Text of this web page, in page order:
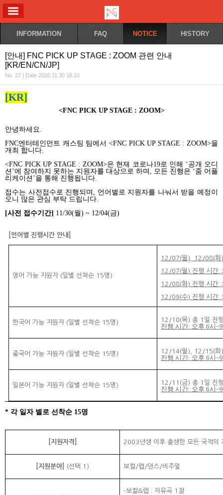
INFORMATION FAQ NOTICE HISTORY
[안내] FNC PICK UP STAGE : ZOOM 관련 안내
[KR/EN/CN/JP]
No. 27 | Date 2020.11.30 18:10
[KR]
<FNC PICK UP STAGE : ZOOM>
안녕하세요.
FNC엔터테인먼트 캐스팅 팀에서 <FNC PICK UP STAGE : ZOOM>을
개최 합니다.
<FNC PICK UP STAGE : ZOOM>은 현재 코로나19로 인해 ‘공개 오디
션 ’에 참여하지 못하는 지원자를 대상으로 하며 , 모든 진행은 ‘줌 어플
리케이션 ’을 통해 진행됩니다.
접수는 사전접수로 진행되며 , 언어별로 지원자를 나눠서 받을 예정이
오니 많은 관심 부탁 드립니다.
[사전 접수기간] 11/30(월) ~ 12/04(금)
언어별 진행시간 안내
영어 가능 지원자 (일별 선착순 15명 )
12/07(월 ), 12/08(화
12/07(월 )진행 시간:
12/08(화)진행 시간:
12/09(수)진행 시간:
한국어 가능 지원자 (일별 선착순 15명 ) 12/10(목)총 1 일 진
진행 시간: 오후 6시~9
중국어 가능 지원자 (일별 선착순 15명 ) 12/14(월 ), 12/15(화
진행 시간: 오후 6시~9
일본어 가능 지원자 (일별 선착순 15명 ) 12/11(금)총 1 일 진
진행 시간: 오후 6시~9
* 각 일자 별로 선착순 15명
지원자격 2003 년생 이후 출생한 모든 국적의
지원분야 (선택 1) 보컬 /랩 /댄스/비주얼
-보컬&랩 :자유곡 1 절